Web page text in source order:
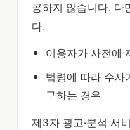
공하지 않습니다. 다
다.
이용자가 사전에
법령에 따라 수사
구하는 경우
제3자 광고·분석 서